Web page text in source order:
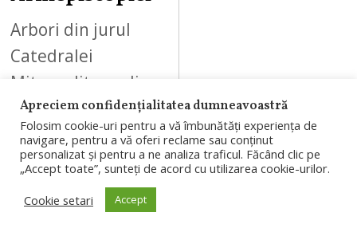
Arbori din jurul
Catedralei
Mitropolitane din
Cluj-Napoca vor fi
toaletați sau
îndepărtați în
cadrul lucrărilor de
restaurare.
Apreciem confidențialitatea dumneavoastră
Folosim cookie-uri pentru a vă îmbunătăți experiența de
navigare, pentru a vă oferi reclame sau conținut
personalizat și pentru a ne analiza traficul. Făcând clic pe
„Accept toate”, sunteți de acord cu utilizarea cookie-urilor.
Cookie setari
Accept